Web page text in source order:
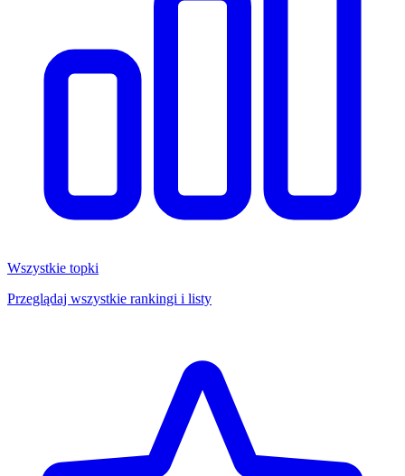
Wszystkie topki
Przeglądaj wszystkie rankingi i listy